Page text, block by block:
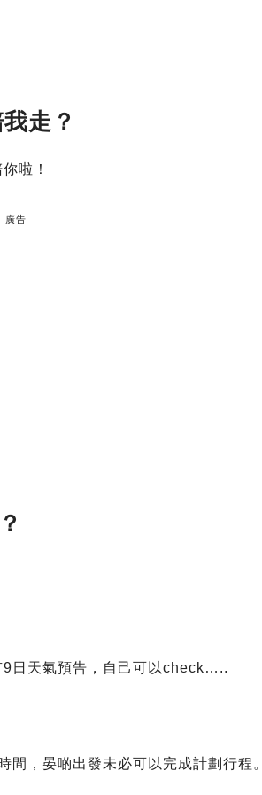
走？
啦！
廣告
9日天氣預告，自己可以check…..
間，晏啲出發未必可以完成計劃行程。